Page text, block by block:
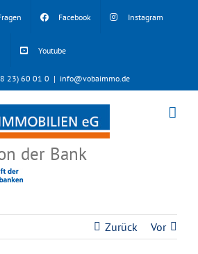
Facebook Instagram
Youtube
23) 60 01 0 | info@vobaimmo.de
der Bank
Zurück Vor